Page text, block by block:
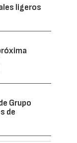
ligeros
Grupo
de